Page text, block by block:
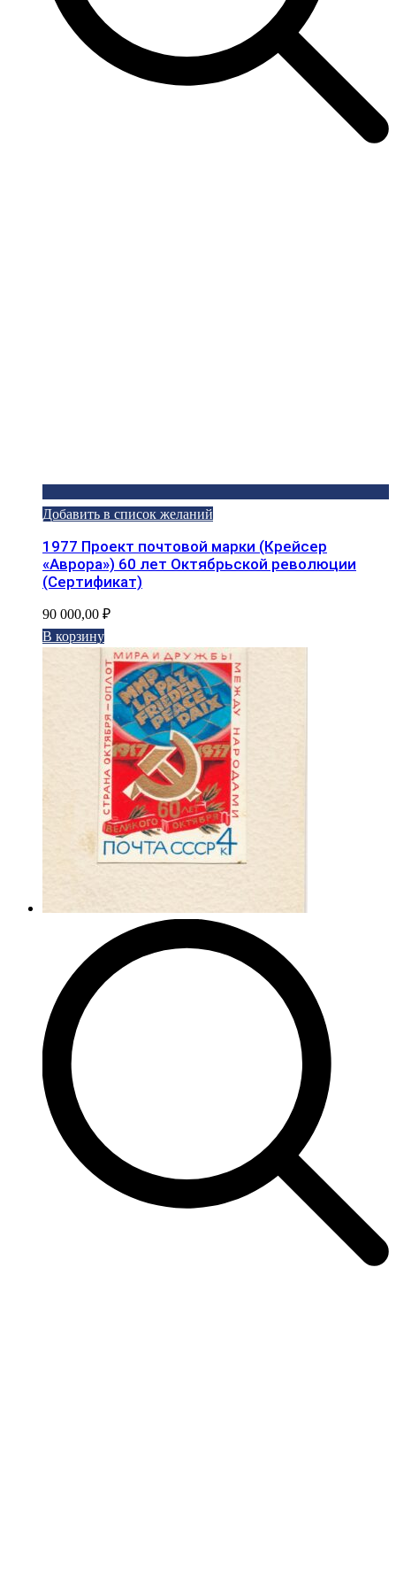
Добавить в список желаний
1977 Проект почтовой марки (Крейсер
«Аврора») 60 лет Октябрьской революции
(Сертификат)
90 000,00 ₽
В корзину